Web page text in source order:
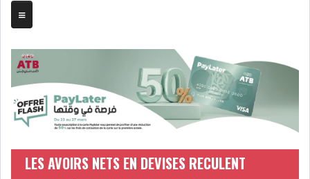
TRIBUNE
BOURSE
ASSEMBLÉES BILANS
LES AVOIRS NETS EN DEVISES RECULENT